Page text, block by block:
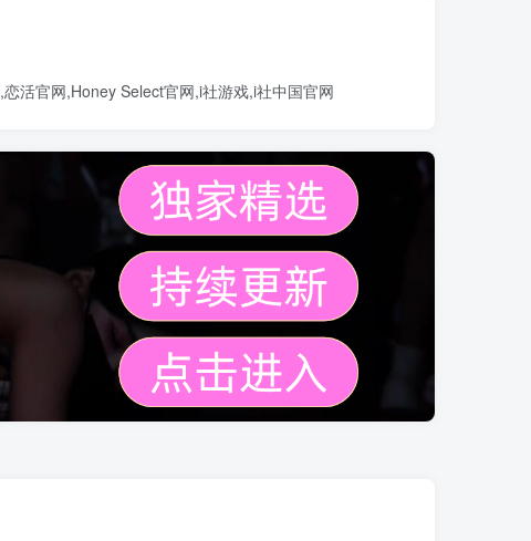
,恋活官网,Honey Select官网,i社游戏,i社中国官网